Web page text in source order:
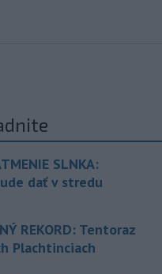
SLNKA:
dať v stredu
REKORD: Tentoraz
Plachtinciach